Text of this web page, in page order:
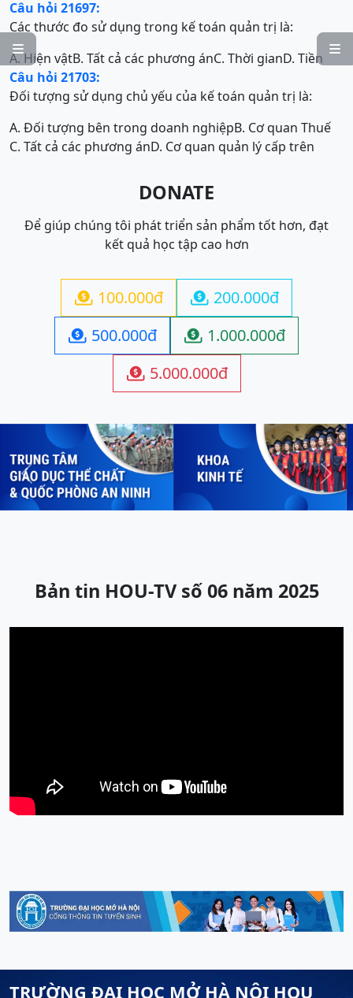


Câu hỏi 21697:
Các thước đo sử dụng trong kế toán quản trị là:
A. Hiện vậtB. Tất cả các phương ánC. Thời gianD. Tiền
Câu hỏi 21703:
Đối tượng sử dụng chủ yếu của kế toán quản trị là:
A. Đối tượng bên trong doanh nghiệpB. Cơ quan Thuế
C. Tất cả các phương ánD. Cơ quan quản lý cấp trên
DONATE
Để giúp chúng tôi phát triển sản phẩm tốt hơn, đạt
kết quả học tập cao hơn
 100.000đ  200.000đ
 500.000đ  1.000.000đ
 5.000.000đ
Previous Next
Bản tin HOU-TV số 06 năm 2025
TRƯỜNG ĐẠI HỌC MỞ HÀ NỘI HOU